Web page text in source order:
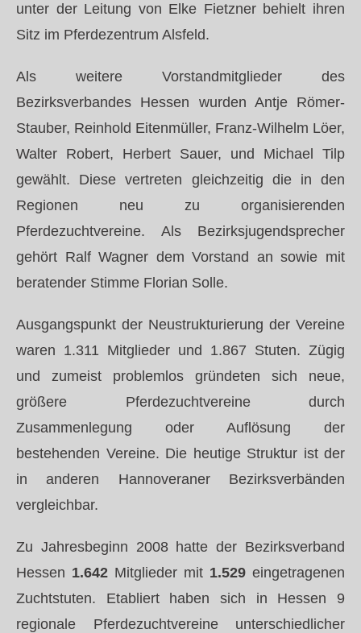
unter der Leitung von Elke Fietzner behielt ihren
Sitz im Pferdezentrum Alsfeld.
Als weitere Vorstandmitglieder des
Bezirksverbandes Hessen wurden Antje Römer-
Stauber, Reinhold Eitenmüller, Franz-Wilhelm Löer,
Walter Robert, Herbert Sauer, und Michael Tilp
gewählt. Diese vertreten gleichzeitig die in den
Regionen neu zu organisierenden
Pferdezuchtvereine. Als Bezirksjugendsprecher
gehört Ralf Wagner dem Vorstand an sowie mit
beratender Stimme Florian Solle.
Ausgangspunkt der Neustrukturierung der Vereine
waren 1.311 Mitglieder und 1.867 Stuten. Zügig
und zumeist problemlos gründeten sich neue,
größere Pferdezuchtvereine durch
Zusammenlegung oder Auflösung der
bestehenden Vereine. Die heutige Struktur ist der
in anderen Hannoveraner Bezirksverbänden
vergleichbar.
Zu Jahresbeginn 2008 hatte der Bezirksverband
Hessen 1.642 Mitglieder mit 1.529 eingetragenen
Zuchtstuten. Etabliert haben sich in Hessen 9
regionale Pferdezuchtvereine unterschiedlicher